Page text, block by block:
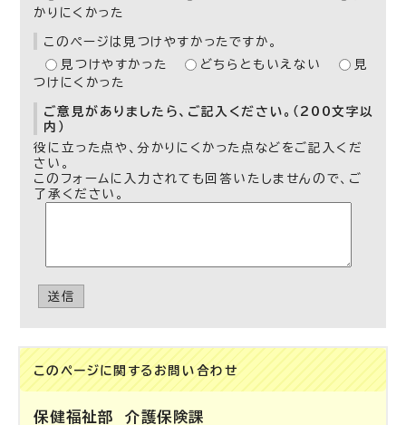
かりにくかった
このページは見つけやすかったですか。
見つけやすかった
どちらともいえない
見
つけにくかった
ご意見がありましたら、ご記入ください。（200文字以
内）
役に立った点や、分かりにくかった点などをご記入くだ
さい。
このフォームに入力されても回答いたしませんので、ご
了承ください。
送信
このページに関する お問い合わせ
保健福祉部介護保険課